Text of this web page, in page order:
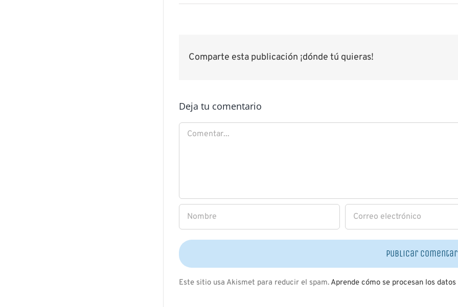
Comparte esta publicación ¡dónde tú quieras!
Deja tu comentario
Comentar
Este sitio usa Akismet para reducir el spam. Aprende cómo se procesan los